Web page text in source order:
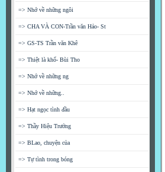
=> Nhớ về những ngôi
=> CHA VÀ CON-Trần văn Hảo- St
=> GS-TS Trần văn Khê
=> Thiệt là khổ- Bùi Tho
=> Nhớ về những ng
=> Nhớ về những..
=> Hạt ngọc tình đầu
=> Thầy Hiệu Trưởng
=> BLao, chuyện của
=> Tự tình trong bóng